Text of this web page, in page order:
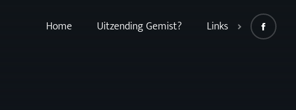
Home Uitzending Gemist? Links